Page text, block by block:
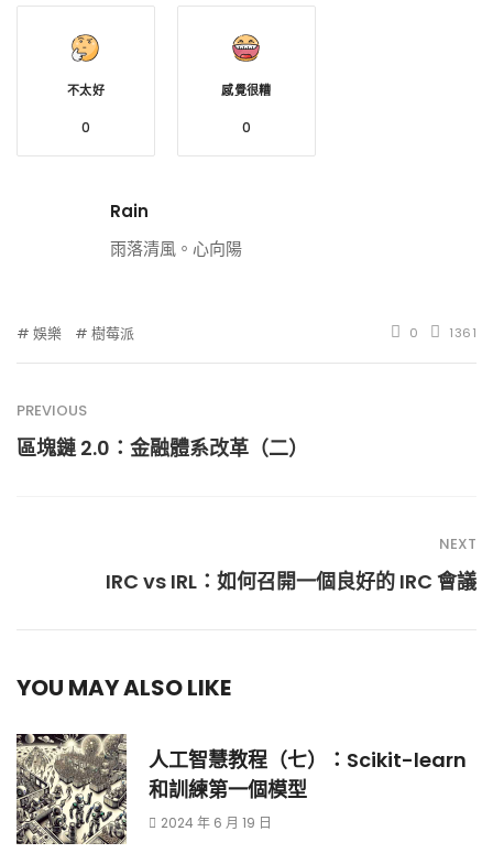
不太好
0
感覺很糟
0
Rain
雨落清風。心向陽
娛樂 樹莓派 0 1361
PREVIOUS
區塊鏈 2.0：金融體系改革（二）
NEXT
IRC vs IRL：如何召開一個良好的 IRC 會議
YOU MAY ALSO LIKE
人工智慧教程（七）：Scikit-learn
和訓練第一個模型
2024 年 6 月 19 日